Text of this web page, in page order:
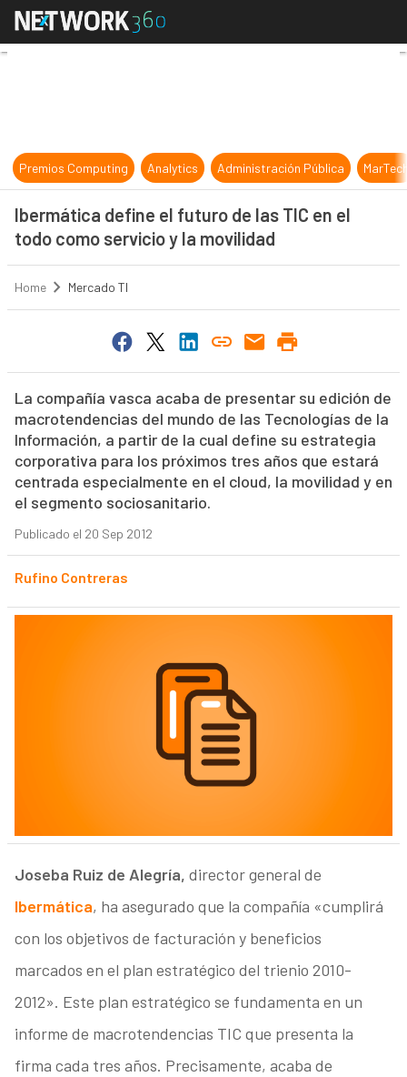
Ibermática define el futuro de las
Premios Computing Analytics Administración Pública
Ibermática define el futuro de las TIC en el
todo como servicio y la movilidad
Home Mercado TI
La compañía vasca acaba de presentar su edición de
macrotendencias del mundo de las Tecnologías de la
Información, a partir de la cual define su estrategia
corporativa para los próximos tres años que estará
centrada especialmente en el cloud, la movilidad y en
el segmento sociosanitario.
Publicado el 20 Sep 2012
Rufino Contreras
Joseba Ruiz de Alegría, director general de
Ibermática, ha asegurado que la compañía «cumplirá
con los objetivos de facturación y beneficios
marcados en el plan estratégico del trienio 2010-
2012». Este plan estratégico se fundamenta en un
informe de macrotendencias TIC que presenta la
firma cada tres años. Precisamente, acaba de